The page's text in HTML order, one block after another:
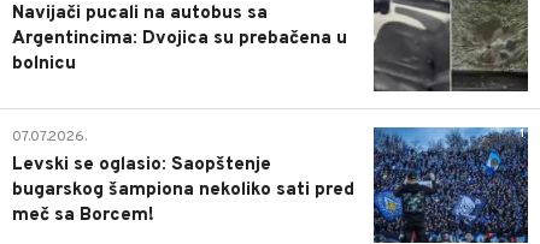
Navijači pucali na autobus sa
Argentincima: Dvojica su prebačena u
bolnicu
1
07.07.2026.
Levski se oglasio: Saopštenje
bugarskog šampiona nekoliko sati pred
meč sa Borcem!